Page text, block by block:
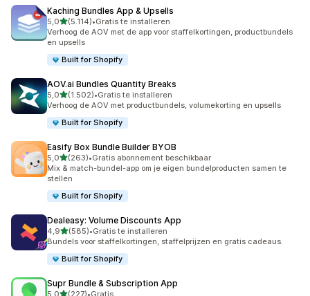
Kaching Bundles App & Upsells
5,0van 5 sterren
(5.114)
5114 recensies in totaal
•Gratis te installeren
Verhoog de AOV met de app voor staffelkortingen, productbundels
en upsells
Built for Shopify
AOV.ai Bundles Quantity Breaks
5,0van 5 sterren
(1.502)
1502 recensies in totaal
•Gratis te installeren
Verhoog de AOV met productbundels, volumekorting en upsells
Built for Shopify
Easify Box Bundle Builder BYOB
5,0van 5 sterren
(263)
263 recensies in totaal
•Gratis abonnement beschikbaar
Mix & match-bundel-app om je eigen bundelproducten samen te
stellen
Built for Shopify
Dealeasy: Volume Discounts App
4,9van 5 sterren
(585)
585 recensies in totaal
•Gratis te installeren
Bundels voor staffelkortingen, staffelprijzen en gratis cadeaus.
Built for Shopify
Supr Bundle & Subscription App
5,0van 5 sterren
(227)•Gratis